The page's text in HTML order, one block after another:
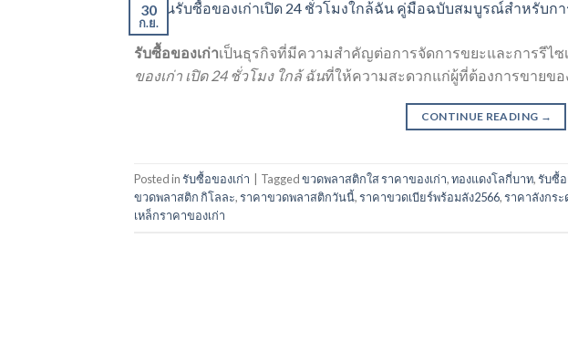
30
ก.ย.
รับซื้อของเก่าเป็นธุรกิจที่มีความสำคัญต่อการจัดการขยะและการรีไซ
ของเก่า เปิด 24 ชั่วโมง ใกล้ ฉันที่ให้ความสะดวกแก่ผู้ที่ต้องการขายขอ
CONTINUE READING →
Posted inรับซื้อของเก่า Taggedขวดพลาสติกใส ราคาของเก่า,ทองแดงโลกี่บาท,รับซื้อ
ขวดพลาสติก กิโลละ,ราคาขวดพลาสติกวันนี้,ราคาขวดเบียร์พร้อมลัง2566,ราคาลังกร
เหล็กราคาของเก่า